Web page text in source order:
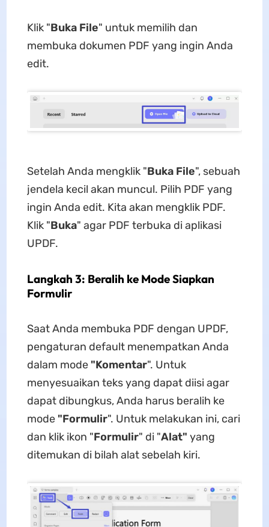
Klik "Buka File" untuk memilih dan
membuka dokumen PDF yang ingin Anda
edit.
Setelah Anda mengklik "Buka File", sebuah
jendela kecil akan muncul. Pilih PDF yang
ingin Anda edit. Kita akan mengklik PDF.
Klik "Buka" agar PDF terbuka di aplikasi
UPDF.
Langkah 3: Beralih ke Mode Siapkan
Formulir
Saat Anda membuka PDF dengan UPDF,
pengaturan default menempatkan Anda
dalam mode "Komentar". Untuk
menyesuaikan teks yang dapat diisi agar
dapat dibungkus, Anda harus beralih ke
mode "Formulir". Untuk melakukan ini, cari
dan klik ikon "Formulir" di "Alat" yang
ditemukan di bilah alat sebelah kiri.